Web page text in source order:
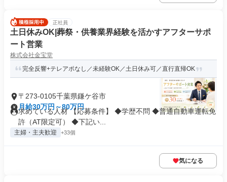
正社員
土日休みOK|葬祭・供養業界経験を活かすアフターサポ
ート営業
株式会社金宝堂
完全反響+テレアポなし／未経験OK／土日休み可／直行直帰OK
〒273-0105千葉県鎌ケ谷市
月給30万円～80万円
求めている人材 【応募条件】 ◆学歴不問 ◆普通自動車運転免
許（AT限定可） ◆下記い...
主婦・主夫歓迎 +33個
気になる